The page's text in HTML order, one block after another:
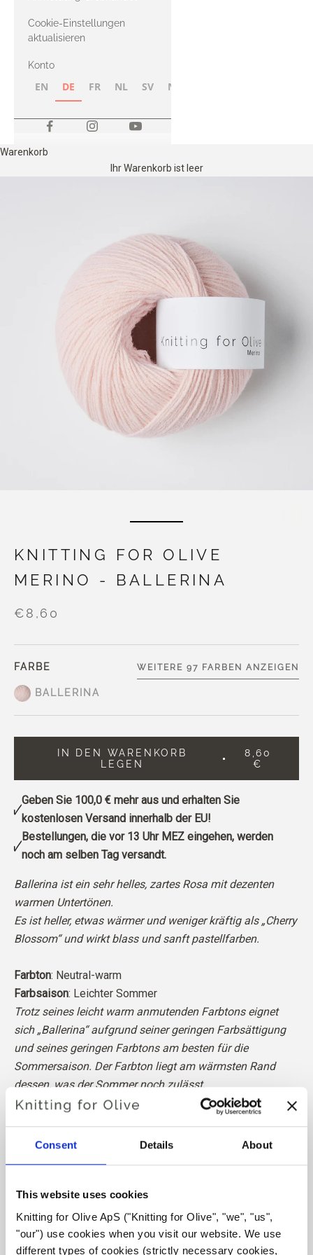
Consent Details About
This website uses cookies
Knitting for Olive ApS ("Knitting for Olive", "we", "us",
"our") use cookies when you visit our website. We use
different types of cookies (strictly necessary cookies,
Cookie-Einstellungen
aktualisieren
Konto
EN DE FR NL SV NB
Warenkorb
Ihr Warenkorb ist leer
KNITTING FOR OLIVE
MERINO - BALLERINA
€8,60
FARBE
BALLERINA
WEITERE 97 FARBEN ANZEIGEN
IN DEN WARENKORB
LEGEN
8,60
€
Geben Sie 100,0 €mehr aus und erhalten Sie
kostenlosen Versand innerhalb der EU!
Bestellungen, die vor 13 Uhr MEZ eingehen, werden
noch am selben Tag versandt.
Ballerina ist ein sehr helles, zartes Rosa mit dezenten
warmen Untertönen.
Es ist heller, etwas wärmer und weniger kräftig als „Cherry
Blossom“ und wirkt blass und sanft pastellfarben.
Farbton: Neutral-warm
Farbsaison: Leichter Sommer
Trotz seines leicht warm anmutenden Farbtons eignet
sich „Ballerina“ aufgrund seiner geringen Farbsättigung
und seines geringen Farbtons am besten für die
Sommersaison. Der Farbton liegt am wärmsten Rand
dessen, was der Sommer noch zulässt.
Patagonien gezüchtet wurden, wo das Mulesing nicht
Weise wissen wir genau, von welcher Farm, welchem
Bauern und welchem Schaf unsere Wolle stammt.
Merinowolle hat viele hervorragende Eigenschaften. Sie